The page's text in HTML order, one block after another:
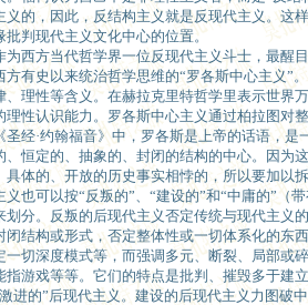
义的，因此，反结构主义就是反现代主义。这
批判现代主义文化中心的位置。
为西方当代哲学界一位反现代主义斗士，最醒
方有史以来统治哲学思维的“罗各斯中心主义”
、理性等含义。在赫拉克里特哲学里表示世界
理性认识能力。罗各斯中心主义通过柏拉图对
圣经·约翰福音》中，罗各斯是上帝的话语，是
、恒定的、抽象的、封闭的结构的中心。因为
具体的、开放的历史事实相悖的，所以要加以
义也可以按“反叛的”、“建设的”和“中庸的”（
划分。反叛的后现代主义否定传统与现代主义
闭结构或形式，否定整体性或一切体系化的东
一切深度模式等，而强调多元、断裂、局部或
指游戏等等。它们的特点是批判、摧毁多于建
进的”后现代主义。建设的后现代主义力图破